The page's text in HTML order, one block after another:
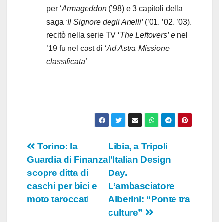
per ‘Armageddon (’98) e 3 capitoli della
saga ‘Il Signore degli Anelli’ (’01, ’02, ’03),
recitò nella serie TV ‘The Leftovers’ e nel
’19 fu nel cast di ‘Ad Astra-Missione
classificata’.
Navigazione
articoli
Libia, a Tripoli
l’Italian Design
Day.
L’ambasciatore
Alberini: “Ponte tra
culture”
Torino: la
Guardia di Finanza
scopre ditta di
caschi per bici e
moto taroccati